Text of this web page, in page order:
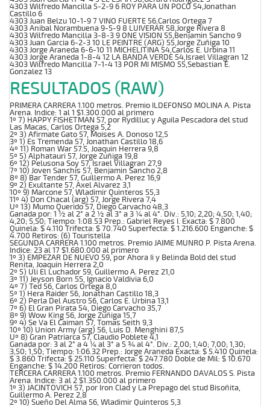
4303 Wilfredo Mancilla 5-2-9 6 ROY PARA UN POCO 54,Jonathan
Castillo 6
4303 Juan Belzu 10-1-9 7 VINO FUERTE 56,Carlos Ortega 7
4303 Anibal Norambuena 9-5-9 8 LUIVERAR 58,Jorge Rivera 8
4303 Wilfredo Mancilla 3-8-3 9 ONE VISION 55,Benjamin Sancho 9
4303 Juan Garcia 6-2-3 10 LE PEINTRE (ARG) 55,Jorge Zuñiga 10
4303 Jorge Araneda 6-6-10 11 MICHELITINA 54,Carlos E. Urbina 11
4303 Jorge Araneda 1-8-4 12 LA BANDA VERDE 54,Israel Villagran 12
4303 Wilfredo Mancilla 7-1-4 13 POR MI MISMO 55,Sebastian E.
Gonzalez 13
RESULTADOS (RAW)
PRIMERA CARRERA 1.100 metros. Premio ILDEFONSO MOLINA A. Pista
Arena. Indice: 1 al 1 $1.300.000 al primero
1º 7) HAPPY FISHETMAN 57, por Rydilluc y Aguila Pescadora del stud
Las Macas, Carlos Ortega 5,2
2º 3) Afirmate Gato 57, Moises A. Donoso 12,5
3º 1) Es Tremenda 57, Jonathan Castillo 18,6
4º 11) Roman War 57.5, Joaquin Herrera 9,8
5º 5) Alphatauri 57, Jorge Zuñiga 19,8
6º 12) Pelusona Soy 57, Israel Villagran 27,9
7º 10) Joven Sanchis 57, Benjamin Sancho 2,8
8º 8) Bar Tender 57, Guillermo A. Perez 16,9
9º 2) Exultante 57, Axel Alvarez 3,1
10º 9) Marcone 57, Wladimir Quinteros 55,3
11º 4) Don Chacal (arg) 57, Jorge Rivera 7,4
Uº 13) Mumo Querido 57, Diego Carvacho 48,3
Ganada por: 1 ½ al 2° a 2 ½ al 3° a 3 ¼ al 4°. Div.: 5,10; 2,20; 4,50; 1,40;
4,20; 5,50; Tiempo: 1:08.53 Prep.: Gabriel Reyes I. Exacta: $ 7.800
Quinela: $ 4.110 Trifecta: $ 70.740 Superfecta: $ 1.216.600 Enganche: $
4.700 Retiros: (6) Touristella
SEGUNDA CARRERA 1.100 metros. Premio JAIME MUNRO P. Pista Arena.
Indice: 23 al 17 $1.680.000 al primero
1º 3) EMPEZAR DE NUEVO 59, por Ahora Ii y Belinda Bold del stud
Renita, Joaquin Herrera 2,0
2º 5) Uli El Luchador 59, Guillermo A. Perez 21,0
3º 11) Jeyson Born 55, Ignacio Valdivia 6,0
4º 7) Ted 56, Carlos Ortega 8,0
5º 1) Hera Raider 56, Jonathan Castillo 18,3
6º 2) Perla Del Austro 56, Carlos E. Urbina 13,1
7º 6) El Gran Pirata 54, Diego Carvacho 35,7
8º 9) Wow King 56, Jorge Zuñiga 15,7
9º 4) Se Va El Caiman 57, Tomas Seith 9,3
10º 10) Union Army (arg) 56, Luis D. Menghini 87,5
Uº 8) Gran Patriarca 57, Claudio Poblete 4,1
Ganada por: 3 al 2° a 4 ¼ al 3° a 5 ¾ al 4°. Div.: 2,00; 1,40; 7,00; 1,30;
3,50; 1,50; Tiempo: 1:06.32 Prep.: Jorge Araneda Exacta: $ 5.410 Quinela:
$ 3.860 Trifecta: $ 25.110 Superfecta: $ 247.780 Doble de Mil: $ 10.670
Enganche: $ 14.200 Retiros: Corrieron todos.
TERCERA CARRERA 1.100 metros. Premio FERNANDO DAVALOS S. Pista
Arena. Indice: 3 al 2 $1.350.000 al primero
1º 3) JACINTOVICH 57, por Iron Clad y La Prepago del stud Bisoñita,
Guillermo A. Perez 2,8
2º 10) Sueño Del Alma 56, Wladimir Quinteros 5,3